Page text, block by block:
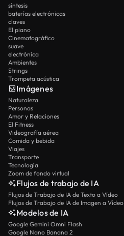
síntesis
baterías electrónicas
claves
El piano
Cinematográfico
suave
electrónica
Ambientes
Strings
Trompeta acústica
Imágenes
Naturaleza
Personas
Amor y Relaciones
El Fitness
Videografía aérea
Comida y bebida
Viajes
Transporte
Tecnología
Zoom de fondo virtual
Flujos de trabajo de IA
Flujos de Trabajo de IA de Texto a Vídeo
Flujos de Trabajo de IA de Imagen a Vídeo
Modelos de IA
Google Gemini Omni Flash
Google Nano Banana 2